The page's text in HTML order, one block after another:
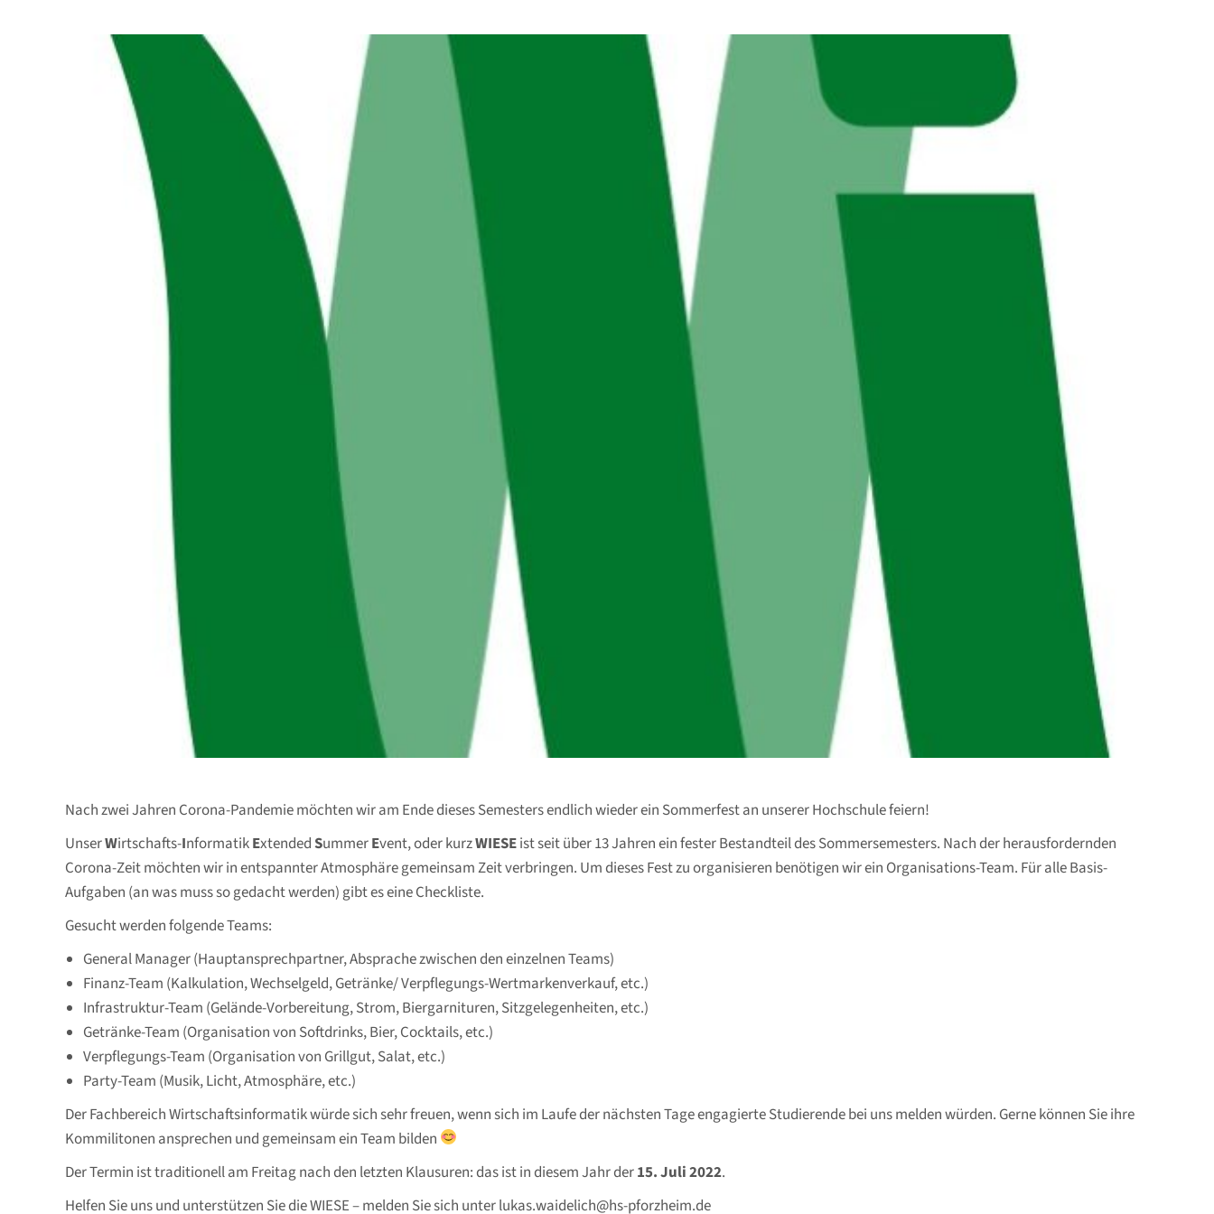
Nach zwei Jahren Corona-Pandemie möchten wir am Ende dieses Semesters endlich wieder ein Sommerfest an unserer Hochschule feiern!
UnserWirtschafts-InformatikExtendedSummerEvent, oder kurzWIESEist seit über 13 Jahren ein fester Bestandteil des Sommersemesters. Nach der herausfordernden
Corona-Zeit möchten wir in entspannter Atmosphäre gemeinsam Zeit verbringen. Um dieses Fest zu organisieren benötigen wir ein Organisations-Team. Für alle Basis-
Aufgaben (an was muss so gedacht werden) gibt es eine Checkliste.
Gesucht werden folgende Teams:
General Manager (Hauptansprechpartner, Absprache zwischen den einzelnen Teams)
Finanz-Team (Kalkulation, Wechselgeld, Getränke/ Verpflegungs-Wertmarkenverkauf, etc.)
Infrastruktur-Team (Gelände-Vorbereitung, Strom, Biergarnituren, Sitzgelegenheiten, etc.)
Getränke-Team (Organisation von Softdrinks, Bier, Cocktails, etc.)
Verpflegungs-Team (Organisation von Grillgut, Salat, etc.)
Party-Team (Musik, Licht, Atmosphäre, etc.)
Der Fachbereich Wirtschaftsinformatik würde sich sehr freuen, wenn sich im Laufe der nächsten Tage engagierte Studierende bei uns melden würden. Gerne können Sie ihre
Kommilitonen ansprechen und gemeinsam ein Team bilden
Der Termin ist traditionell am Freitag nach den letzten Klausuren: das ist in diesem Jahr der15. Juli 2022.
Helfen Sie uns und unterstützen Sie die WIESE – melden Sie sich unter lukas.waidelich@hs-pforzheim.de